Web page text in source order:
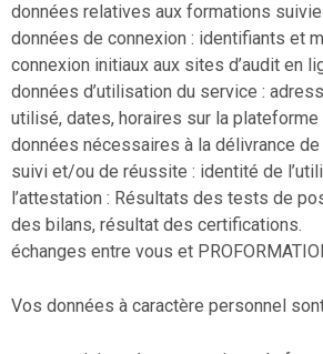
données relatives aux formations
données de connexion : identifiants et
connexion initiaux aux sites d’audit en
données d’utilisation du service :
utilisé, dates, horaires sur la plateforme
données nécessaires à la délivrance de
suivi et/ou de réussite : identité de
l’attestation : Résultats des tests de
des bilans, résultat des certifications.
échanges entre vous et
Vos données à caractère personnel